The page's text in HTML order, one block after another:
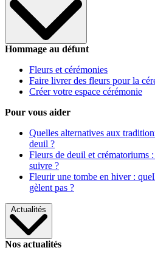
Hommage au défunt
Fleurs et cérémonies
Faire livrer des fleurs pour la
Créer votre espace cérémonie
Pour vous aider
Quelles alternatives aux
deuil ?
Fleurs de deuil et crématoriums
suivre ?
Fleurir une tombe en hiver :
gèlent pas ?
Actualités
Nos actualités